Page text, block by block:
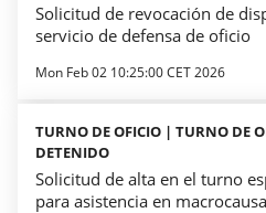
Solicitud de revocación de
servicio de defensa de oficio
Mon Feb 02 10:25:00 CET 2026
TURNO DE OFICIO | TURNO DE
DETENIDO
Solicitud de alta en el turno
para asistencia en